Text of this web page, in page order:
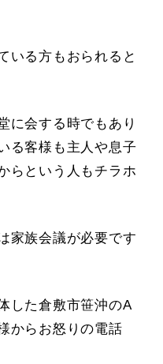
いる方もおられると
に会する時でもあり
る客様も主人や息子
らという人もチラホ
家族会議が必要です
した倉敷市笹沖のA
からお怒りの電話